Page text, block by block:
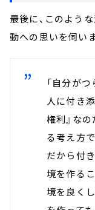
最後に、このよう
動への思いを伺い
「自分が
人に付き
権利』な
る考え方で
だから付
境を作る
境を良く